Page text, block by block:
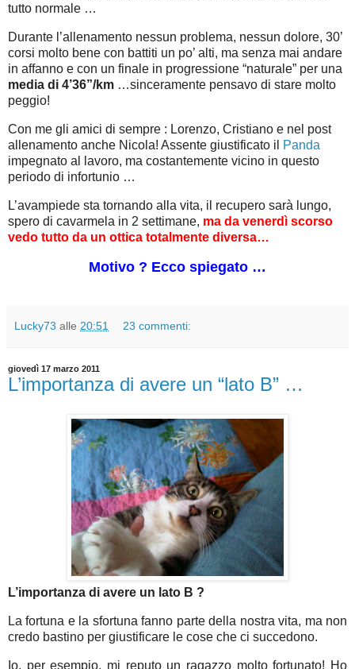
tutto normale …
Durante l’allenamento nessun problema, nessun dolore, 30’
corsi molto bene con battiti un po’ alti, ma senza mai andare
in affanno e con un finale in progressione “naturale” per una
media di 4’36”/km …sinceramente pensavo di stare molto
peggio!
Con me gli amici di sempre : Lorenzo, Cristiano e nel post
allenamento anche Nicola! Assente giustificato il
Panda
impegnato al lavoro, ma costantemente vicino in questo
periodo di infortunio …
L’avampiede sta tornando alla vita, il recupero sarà lungo,
spero di cavarmela in 2 settimane, ma da venerdì scorso
vedo tutto da un ottica totalmente diversa…
Motivo ? Ecco spiegato …
Lucky73 alle 20:51 23 commenti:
giovedì 17 marzo 2011
L’importanza di avere un “lato B” …
L’importanza di avere un lato B ?
La fortuna e la sfortuna fanno parte della nostra vita, ma non
credo bastino per giustificare le cose che ci succedono.
Io, per esempio, mi reputo un ragazzo molto fortunato! Ho